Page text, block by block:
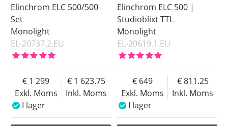
Elinchrom ELC 500/500
Set
Monolight
EL-20737.2.EU
Exkl. Moms
1 299
Inkl. Moms
1 623.75
I lager
Elinchrom ELC 500 |
Studioblixt TTL
Monolight
EL-20619.1.EU
Exkl. Moms
649
Inkl. Moms
811.25
I lager